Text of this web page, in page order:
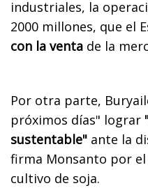
industriales, la
2000 millones, que el
con la venta de la
Por otra parte,
próximos días" lograr
sustentable" ante la
firma Monsanto por el
cultivo de soja.